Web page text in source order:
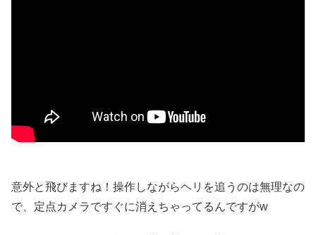
意外と飛びますね！操作しながらヘリを追うのは無理なの
で、定点カメラですぐに消えちゃってるんですがw